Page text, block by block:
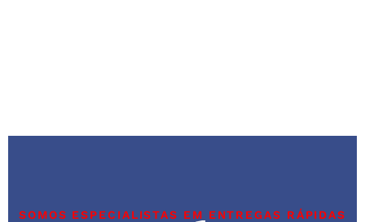
SOMOS ESPECIALISTAS EM ENTREGAS RÁPIDAS